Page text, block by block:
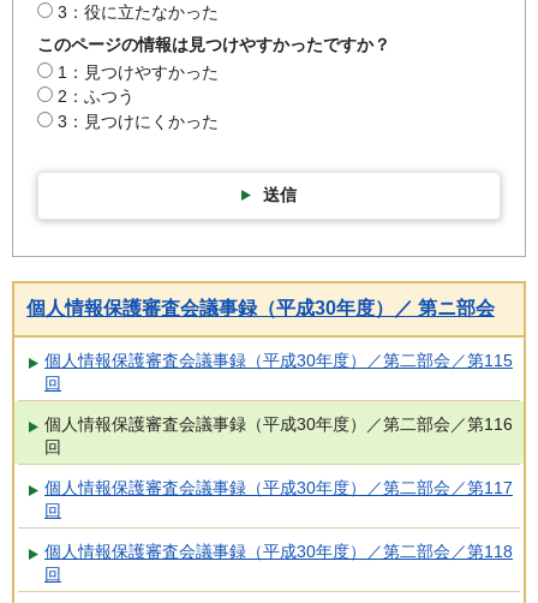
3：役に立たなかった
このページの情報は見つけやすかったですか？
1：見つけやすかった
2：ふつう
3：見つけにくかった
送信
個人情報保護審査会議事録（平成30年度）／ 第ニ部会
個人情報保護審査会議事録（平成30年度）／第二部会／第115
回
個人情報保護審査会議事録（平成30年度）／第二部会／第116
回
個人情報保護審査会議事録（平成30年度）／第二部会／第117
回
個人情報保護審査会議事録（平成30年度）／第二部会／第118
回